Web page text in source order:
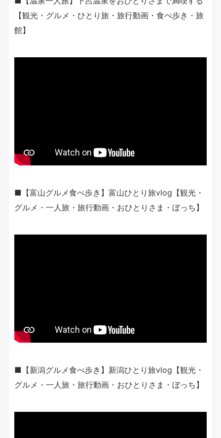
【観光・グルメ・ひとり旅・旅行動画・食べ歩き・旅
館】
■【富山グルメ食べ歩き】富山ひとり旅vlog【観光・
グルメ・一人旅・旅行動画・おひとりさま・ぼっち】
■【新潟グルメ食べ歩き】新潟ひとり旅vlog【観光・
グルメ・一人旅・旅行動画・おひとりさま・ぼっち】